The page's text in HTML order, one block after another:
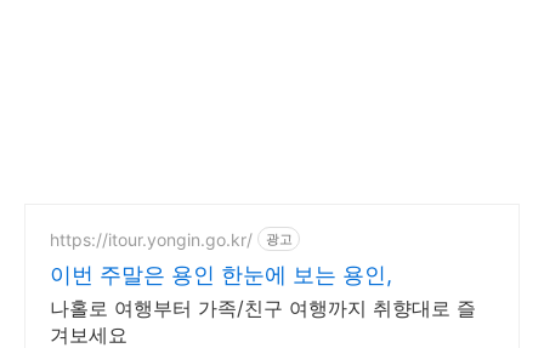
https://itour.yongin.go.kr/ 광고
이번 주말은 용인 한눈에 보는 용인,
나홀로 여행부터 가족/친구 여행까지 취향대로 즐
겨보세요